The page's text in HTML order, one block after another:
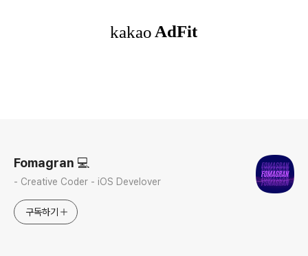
Fomagran 💻
- Creative Coder - iOS Develover
구독하기